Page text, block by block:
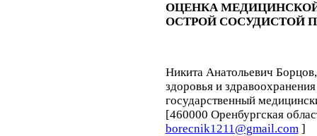
ОЦЕНКА
ОСТРОЙ СОСУДИСТОЙ
Никита Анатольевич Борцов
здоровья и
государственный
[460000 Оренбургская
borecnik1211@gmail.com ]